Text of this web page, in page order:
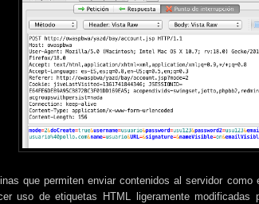
que permiten enviar contenidos al servidor
uso de etiquetas HTML ligeramente modificadas